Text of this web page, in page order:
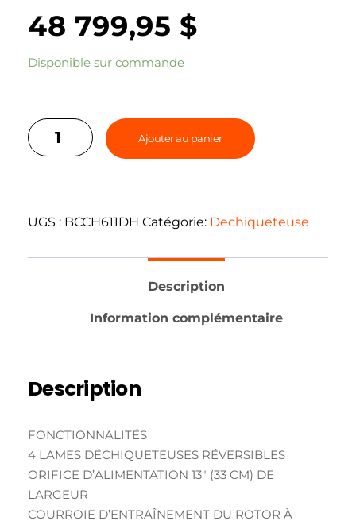
48 799,95 $
Disponible sur commande
Ajouter au panier
UGS : BCCH611DH Catégorie: Dechiqueteuse
Description
Information complémentaire
Description
FONCTIONNALITÉS
4 LAMES DÉCHIQUETEUSES RÉVERSIBLES
ORIFICE D’ALIMENTATION 13″ (33 CM) DE
LARGEUR
COURROIE D’ENTRAÎNEMENT DU ROTOR À